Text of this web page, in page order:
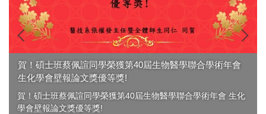
賀！碩士班蔡佩諠同學榮獲第40屆生物醫學聯合學術年會
生化學會壁報論文獎優等獎!
賀！碩士班蔡佩諠同學榮獲第40屆生物醫學聯合學術年會 生化
學會壁報論文獎優等獎!